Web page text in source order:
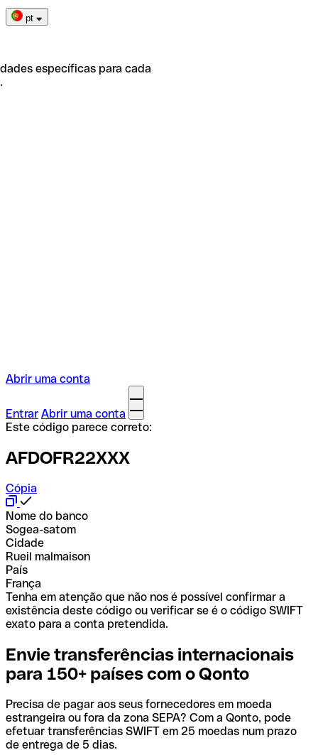
pt
específicas para cada
Abrir uma conta
Entrar Abrir uma conta
Este código parece correto:
AFDOFR22XXX
Cópia
Nome do banco
Sogea-satom
Cidade
Rueil malmaison
País
França
Tenha em atenção que não nos é possível confirmar a
existência deste código ou verificar se é o código SWIFT
exato para a conta pretendida.
Envie transferências internacionais
para 150+ países com o Qonto
Precisa de pagar aos seus fornecedores em moeda
estrangeira ou fora da zona SEPA? Com a Qonto, pode
efetuar transferências SWIFT em 25 moedas num prazo
de entrega de 5 dias.